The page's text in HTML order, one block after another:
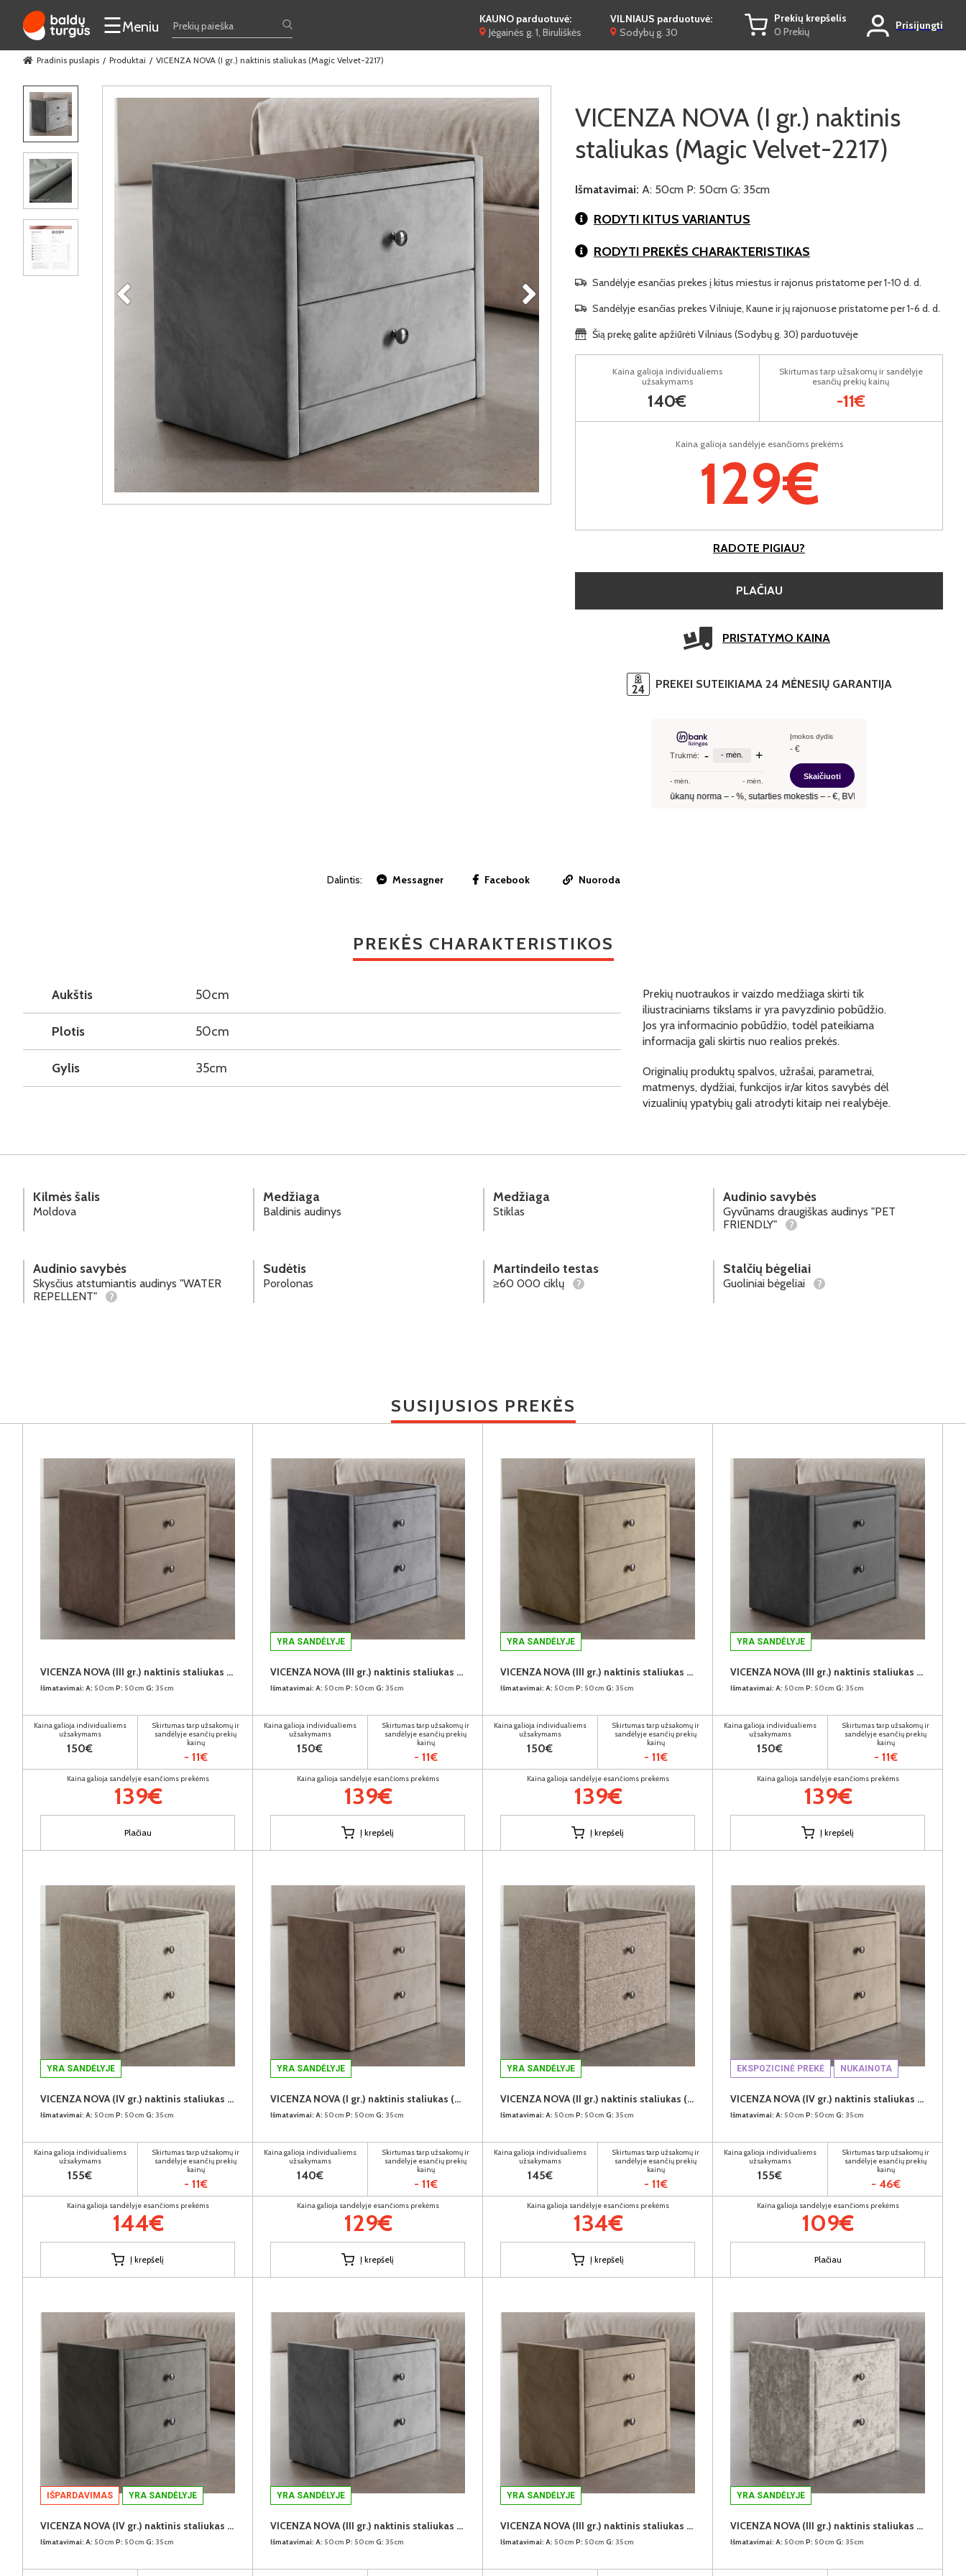
☰Meniu
KAUNO parduotuvė:
Jėgainės g. 1, Biruliškės
VILNIAUS parduotuvė:
Sodybų g. 30
Prekių krepšelis
0 Prekių
Prisijungti
Pradinis puslapis Produktai VICENZA NOVA (I gr.) naktinis staliukas (Magic Velvet-2217)
VICENZA NOVA (I gr.) naktinis
staliukas (Magic Velvet-2217)
Išmatavimai: A: 50cm P: 50cm G: 35cm
RODYTI KITUS VARIANTUS
RODYTI PREKĖS CHARAKTERISTIKAS
Sandėlyje esančias prekes į kitus miestus ir rajonus pristatome per 1-10 d. d.
Sandėlyje esančias prekes Vilniuje, Kaune ir jų rajonuose pristatome per 1-6 d. d.
Šią prekę galite apžiūrėti Vilniaus (Sodybų g. 30) parduotuvėje
Kaina galioja sandėlyje esančioms prekėms
129€
Kaina galioja individualiems
užsakymams
140€
Skirtumas tarp užsakomų ir sandėlyje
esančių prekių kainų
-11€
RADOTE PIGIAU?
PLAČIAU
PRISTATYMO KAINA
PREKEI SUTEIKIAMA 24 MĖNESIŲ GARANTIJA
Dalintis: Messagner Facebook Nuoroda
PREKĖS CHARAKTERISTIKOS
Aukštis 50cm
Plotis 50cm
Gylis 35cm
Prekių nuotraukos ir vaizdo medžiaga skirti tik
iliustraciniams tikslams ir yra pavyzdinio pobūdžio.
Jos yra informacinio pobūdžio, todėl pateikiama
informacija gali skirtis nuo realios prekės.
Originalių produktų spalvos, užrašai, parametrai,
matmenys, dydžiai, funkcijos ir/ar kitos savybės dėl
vizualinių ypatybių gali atrodyti kitaip nei realybėje.
Kilmės šalis
Moldova
Medžiaga
Baldinis audinys
Medžiaga
Stiklas
Audinio savybės
Gyvūnams draugiškas audinys "PET
FRIENDLY"
?
Audinio savybės
Skysčius atstumiantis audinys "WATER
REPELLENT"
?
Sudėtis
Porolonas
Martindeilo testas
≥60 000 ciklų ?
Stalčių bėgeliai
Guoliniai bėgeliai ?
SUSIJUSIOS PREKĖS
VICENZA NOVA (III gr.) naktinis staliukas (Solar-16)
Išmatavimai: A: 50cm P: 50cm G: 35cm
Kaina galioja individualiems
užsakymams
150€
Skirtumas tarp užsakomų ir
sandėlyje esančių prekių
kainų
- 11€
Kaina galioja sandėlyje esančioms prekėms
139€
Plačiau
YRA SANDĖLYJE
VICENZA NOVA (III gr.) naktinis staliukas (Prestige-2764)
Išmatavimai: A: 50cm P: 50cm G: 35cm
Kaina galioja individualiems
užsakymams
150€
Skirtumas tarp užsakomų ir
sandėlyje esančių prekių
kainų
- 11€
Kaina galioja sandėlyje esančioms prekėms
139€
Į krepšelį
YRA SANDĖLYJE
VICENZA NOVA (III gr.) naktinis staliukas (Prestige-2774)
Išmatavimai: A: 50cm P: 50cm G: 35cm
Kaina galioja individualiems
užsakymams
150€
Skirtumas tarp užsakomų ir
sandėlyje esančių prekių
kainų
- 11€
Kaina galioja sandėlyje esančioms prekėms
139€
Į krepšelį
YRA SANDĖLYJE
VICENZA NOVA (III gr.) naktinis staliukas (Solar-96)
Išmatavimai: A: 50cm P: 50cm G: 35cm
Kaina galioja individualiems
užsakymams
150€
Skirtumas tarp užsakomų ir
sandėlyje esančių prekių
kainų
- 11€
Kaina galioja sandėlyje esančioms prekėms
139€
Į krepšelį
YRA SANDĖLYJE
VICENZA NOVA (IV gr.) naktinis staliukas (Now Or Never-03)
Išmatavimai: A: 50cm P: 50cm G: 35cm
Kaina galioja individualiems
užsakymams
155€
Skirtumas tarp užsakomų ir
sandėlyje esančių prekių
kainų
- 11€
Kaina galioja sandėlyje esančioms prekėms
144€
Į krepšelį
YRA SANDĖLYJE
VICENZA NOVA (I gr.) naktinis staliukas (Magic Velvet-2209)
Išmatavimai: A: 50cm P: 50cm G: 35cm
Kaina galioja individualiems
užsakymams
140€
Skirtumas tarp užsakomų ir
sandėlyje esančių prekių
kainų
- 11€
Kaina galioja sandėlyje esančioms prekėms
129€
Į krepšelį
YRA SANDĖLYJE
VICENZA NOVA (II gr.) naktinis staliukas (Bubble-03)
Išmatavimai: A: 50cm P: 50cm G: 35cm
Kaina galioja individualiems
užsakymams
145€
Skirtumas tarp užsakomų ir
sandėlyje esančių prekių
kainų
- 11€
Kaina galioja sandėlyje esančioms prekėms
134€
Į krepšelį
EKSPOZICINĖ PREKĖ NUKAINOTA
VICENZA NOVA (IV gr.) naktinis staliukas (Supersoft Camel)
Išmatavimai: A: 50cm P: 50cm G: 35cm
Kaina galioja individualiems
užsakymams
155€
Skirtumas tarp užsakomų ir
sandėlyje esančių prekių
kainų
- 46€
Kaina galioja sandėlyje esančioms prekėms
109€
Plačiau
IŠPARDAVIMAS YRA SANDĖLYJE
VICENZA NOVA (IV gr.) naktinis staliukas (Supersoft Elephant)
Išmatavimai: A: 50cm P: 50cm G: 35cm
YRA SANDĖLYJE
VICENZA NOVA (III gr.) naktinis staliukas (Chill Me-03)
Išmatavimai: A: 50cm P: 50cm G: 35cm
YRA SANDĖLYJE
VICENZA NOVA (III gr.) naktinis staliukas (Chill Me-06)
Išmatavimai: A: 50cm P: 50cm G: 35cm
YRA SANDĖLYJE
VICENZA NOVA (III gr.) naktinis staliukas (Perfect Harmony-07)
Išmatavimai: A: 50cm P: 50cm G: 35cm